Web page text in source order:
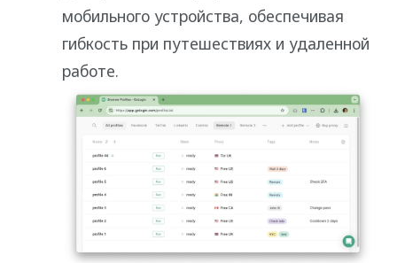
мобильного устройства, обеспечивая
гибкость при путешествиях и удаленной
работе.